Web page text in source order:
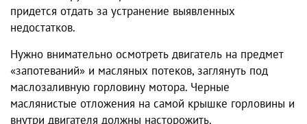
придется отдать за устранение выявленных
недостатков.
Нужно внимательно осмотреть двигатель на предмет
«запотеваний» и масляных потеков, заглянуть под
маслозаливную горловину мотора. Черные
маслянистые отложения на самой крышке горловины и
внутри двигателя должны насторожить.